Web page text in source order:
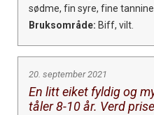
sødme, fin syre, fine
Bruksområde: Biff, vilt.
20. september 2021
En litt eiket fyldig og
tåler 8-10 år. Verd